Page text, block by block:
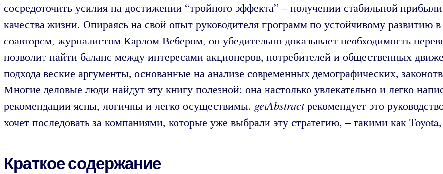
сосредоточить усилия на достижении “тройного эффекта” – получении стабильной
качества жизни. Опираясь на свой опыт руководителя программ по устойчивому развитию
соавтором, журналистом Карлом Вебером, он убедительно доказывает необходимость
позволит найти баланс между интересами акционеров, потребителей и общественных
подхода веские аргументы, основанные на анализе современных демографических,
Многие деловые люди найдут эту книгу полезной: она настолько увлекательно и легко
рекомендации ясны, логичны и легко осуществимы. getAbstractрекомендует это
хочет последовать за компаниями, которые уже выбрали эту стратегию, – такими как
Краткое содержание